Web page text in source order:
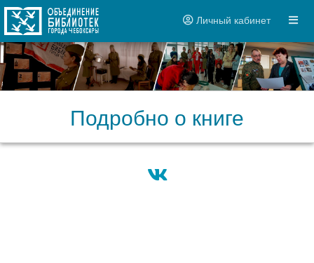
Личный кабинет
Подробно о книге